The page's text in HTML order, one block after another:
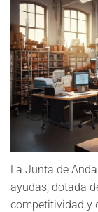
La Junta de
ayudas, dotada
competitividad y